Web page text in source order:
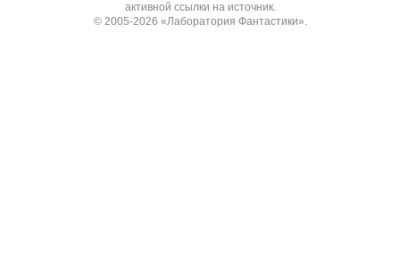
активной ссылки на источник.
© 2005-2026 «Лаборатория Фантастики».